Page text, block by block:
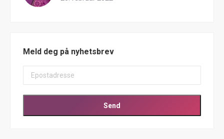
Meld deg på nyhetsbrev